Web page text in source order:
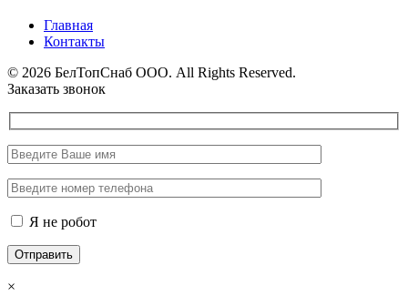
Главная
Контакты
© 2026 БелТопСнаб ООО. All Rights Reserved.
Заказать звонок
Я не робот
×